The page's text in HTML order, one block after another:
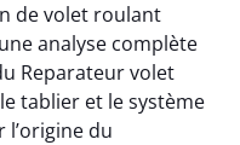
de volet roulant
analyse complète
Reparateur volet
tablier et le système
l’origine du